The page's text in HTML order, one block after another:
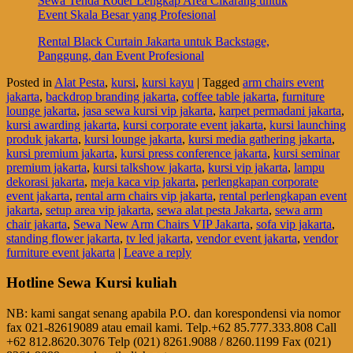
Event Skala Besar yang Profesional
Rental Black Curtain Jakarta untuk Backstage,
Panggung, dan Event Profesional
Posted in Alat Pesta, kursi, kursi kayu | Tagged arm chairs event
jakarta, backdrop branding jakarta, coffee table jakarta, furniture
lounge jakarta, jasa sewa kursi vip jakarta, karpet permadani jakarta,
kursi awarding jakarta, kursi corporate event jakarta, kursi launching
produk jakarta, kursi lounge jakarta, kursi media gathering jakarta,
kursi premium jakarta, kursi press conference jakarta, kursi seminar
premium jakarta, kursi talkshow jakarta, kursi vip jakarta, lampu
dekorasi jakarta, meja kaca vip jakarta, perlengkapan corporate
event jakarta, rental arm chairs vip jakarta, rental perlengkapan event
jakarta, setup area vip jakarta, sewa alat pesta Jakarta, sewa arm
chair jakarta, Sewa New Arm Chairs VIP Jakarta, sofa vip jakarta,
standing flower jakarta, tv led jakarta, vendor event jakarta, vendor
furniture event jakarta | Leave a reply
Hotline Sewa Kursi kuliah
NB: kami sangat senang apabila P.O. dan korespondensi via nomor
fax 021-82619089 atau email kami. Telp.+62 85.777.333.808 Call
+62 812.8620.3076 Telp (021) 8261.9088 / 8260.1199 Fax (021)